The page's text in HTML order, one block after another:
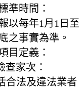
準時間：
以每年1月1日
之事實為準。
目定義：
查家次：
合法及違法業